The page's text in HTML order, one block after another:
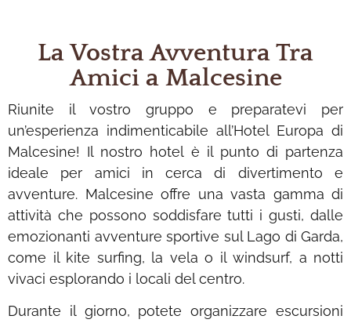
La Vostra Avventura Tra
Amici a Malcesine
Riunite il vostro gruppo e preparatevi per
un’esperienza indimenticabile all’Hotel Europa di
Malcesine! Il nostro hotel è il punto di partenza
ideale per amici in cerca di divertimento e
avventure. Malcesine offre una vasta gamma di
attività che possono soddisfare tutti i gusti, dalle
emozionanti avventure sportive sul Lago di Garda,
come il kite surfing, la vela o il windsurf, a notti
vivaci esplorando i locali del centro.
Durante il giorno, potete organizzare escursioni